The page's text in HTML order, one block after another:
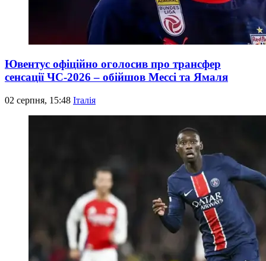
Ювентус офіційно оголосив про трансфер
сенсації ЧС-2026 – обійшов Мессі та Ямаля
02 серпня, 15:48 Італія